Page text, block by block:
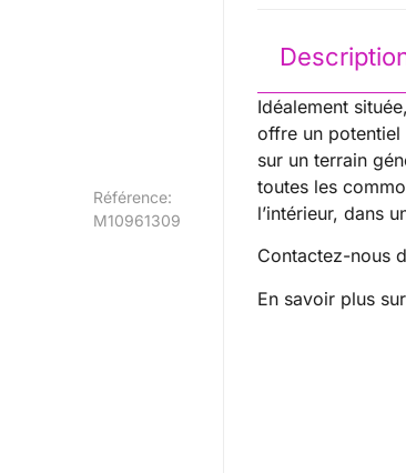
Référence:
M10961309
Idéalement
offre un potentiel
sur un terrain
toutes les
l’intérieur, dans
Contactez-nous
En savoir plus sur